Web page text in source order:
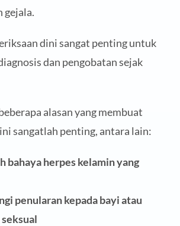
gejala.
dini sangat penting untuk
dan pengobatan sejak
alasan yang membuat
sangatlah penting, antara lain:
bahaya herpes kelamin yang
penularan kepada bayi atau
seksual